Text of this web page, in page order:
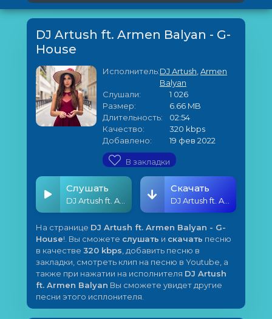
DJ Artush ft. Armen Balyan - G-
House
Исполнитель:DJ Artush Armen
Balyan
Слушали:
1 026
Размер:
6.66 MB
Длительность:
02:54
Качество:
320 kbps
Добавлено:
19 фев 2022
В закладки
Слушать Скачать
DJ Artush ft. Armen Balyan - G-House
На странице DJ Artush ft. Armen Balyan - G-
House!. Вы сможете слушать и скачать песню
в качестве 320 kbps , добавить песню в
закладки, смотреть клип на песню в Youtube, а
также при нажатии на исполнителя DJ Artush
ft. Armen Balyan Вы сможете увидет другие
песни этого исплонителя.